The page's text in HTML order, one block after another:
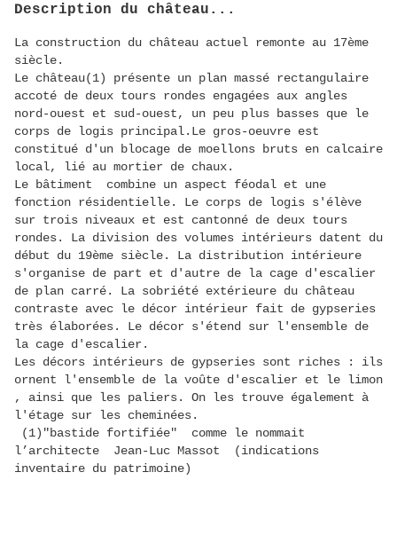
Description du château...
La construction du château actuel remonte au 17ème
siècle.
Le château(1) présente un plan massé rectangulaire
accoté de deux tours rondes engagées aux angles
nord-ouest et sud-ouest, un peu plus basses que le
corps de logis principal.Le gros-oeuvre est
constitué d'un blocage de moellons bruts en calcaire
local, lié au mortier de chaux.
Le bâtiment combine un aspect féodal et une
fonction résidentielle. Le corps de logis s'élève
sur trois niveaux et est cantonné de deux tours
rondes. La division des volumes intérieurs datent du
début du 19ème siècle. La distribution intérieure
s'organise de part et d'autre de la cage d'escalier
de plan carré. La sobriété extérieure du château
contraste avec le décor intérieur fait de gypseries
très élaborées. Le décor s'étend sur l'ensemble de
la cage d'escalier.
Les décors intérieurs de gypseries sont riches : ils
ornent l'ensemble de la voûte d'escalier et le limon
, ainsi que les paliers. On les trouve également à
l'étage sur les cheminées.
(1)"bastide fortifiée" comme le nommait
l’architecte Jean-Luc Massot (indications
inventaire du patrimoine)